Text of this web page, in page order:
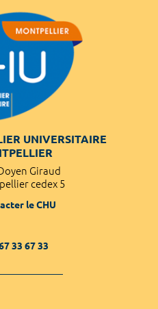
UNIVERSITAIRE
Giraud
cedex 5
le CHU
33 67 33